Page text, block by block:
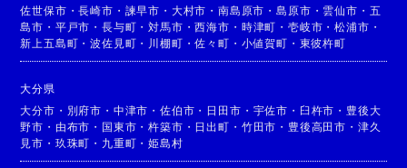
佐世保市 ・長崎市 ・ 諫早市 ・ 大村市 ・南島原市 ・島原市 ・ 雲仙市 ・ 五
島市 ・ 平戸市 ・長与町 ・対馬市 ・西海市 ・ 時津町 ・ 壱岐市 ・松浦市 ・
新上五島町 ・波佐見町 ・ 川棚町 ・佐々町 ・ 小値賀町 ・ 東彼杵町
大分県
大分市 ・ 別府市 ・ 中津市 ・佐伯市 ・ 日田市 ・ 宇佐市 ・ 臼杵市 ・ 豊後大
野市 ・ 由布市 ・ 国東市 ・杵築市 ・ 日出町 ・ 竹田市 ・ 豊後高田市 ・ 津久
見市 ・ 玖珠町 ・ 九重町 ・姫島村